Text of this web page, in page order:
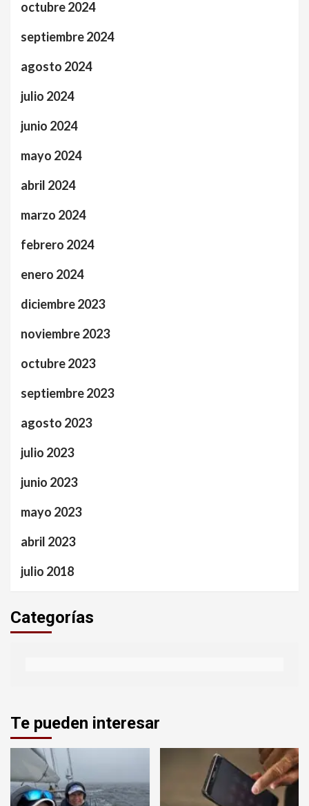
octubre 2024
septiembre 2024
agosto 2024
julio 2024
junio 2024
mayo 2024
abril 2024
marzo 2024
febrero 2024
enero 2024
diciembre 2023
noviembre 2023
octubre 2023
septiembre 2023
agosto 2023
julio 2023
junio 2023
mayo 2023
abril 2023
julio 2018
Categorías
Te pueden interesar